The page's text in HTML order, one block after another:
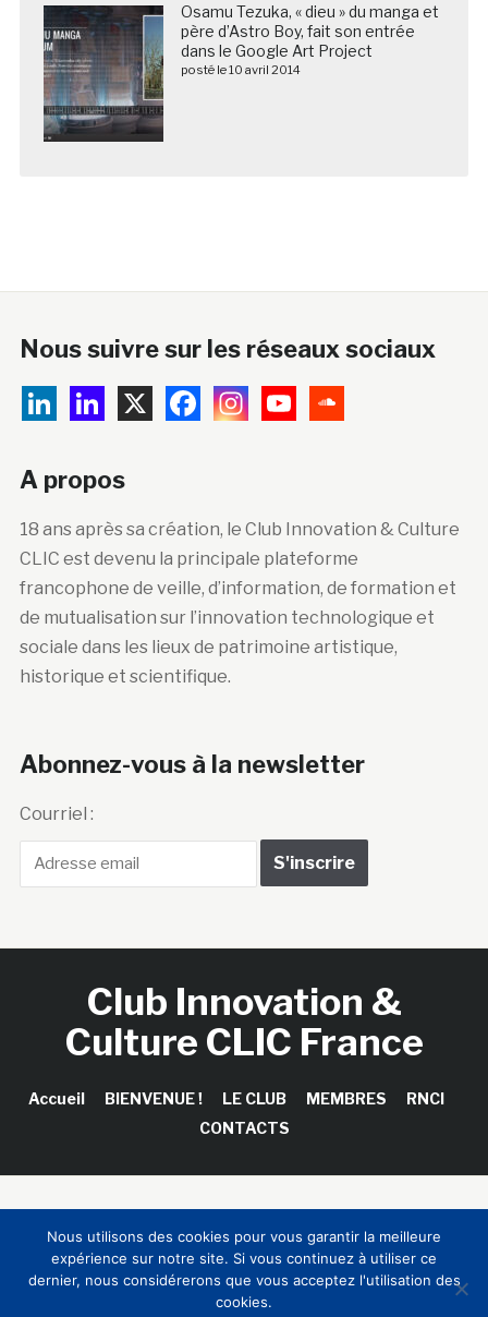
Osamu Tezuka, « dieu » du manga et
père d’Astro Boy, fait son entrée
dans le Google Art Project
posté le 10 avril 2014
Nous suivre sur les réseaux sociaux
A propos
18 ans après sa création, le Club Innovation & Culture
CLIC est devenu la principale plateforme
francophone de veille, d’information, de formation et
de mutualisation sur l’innovation technologique et
sociale dans les lieux de patrimoine artistique,
historique et scientifique.
Abonnez-vous à la newsletter
Courriel :
Club Innovation &
Culture CLIC France
Accueil BIENVENUE ! LE CLUB MEMBRES
RNCI
CONTACTS
Sinapses Conseils
Nous utilisons des cookies pour vous garantir la meilleure
expérience sur notre site. Si vous continuez à utiliser ce
dernier, nous considérerons que vous acceptez l'utilisation des
cookies.